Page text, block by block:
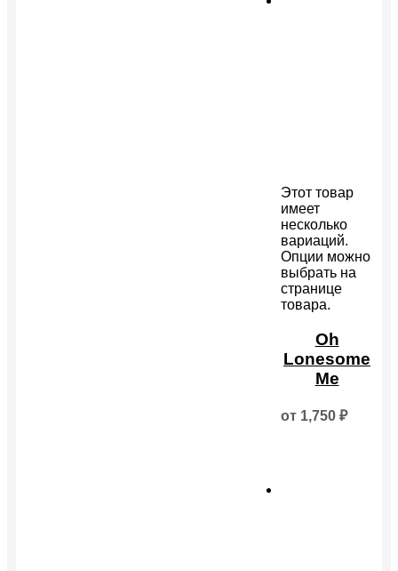
Этот товар
имеет
несколько
вариаций.
Опции можно
выбрать на
странице
товара.
Oh
Lonesome
Me
от 1,750 ₽